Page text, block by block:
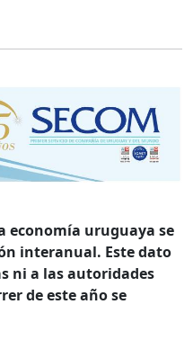
economía uruguaya se
interanual. Este dato
ni a las autoridades
de este año se